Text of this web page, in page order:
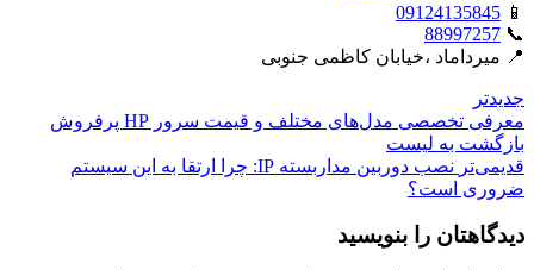
📱
09124135845
📞
88997257
📍 میرداماد ،خیابان کاظمی جنوبی
جدیدتر
معرفی تخصصی مدل‌های مختلف و قیمت سرور HP پرفروش
بازگشت بە لیست
قدیمی‌تر
نصب دوربین مداربسته IP: چرا ارتقا به این سیستم
ضروری است؟
دیدگاهتان را بنویسید